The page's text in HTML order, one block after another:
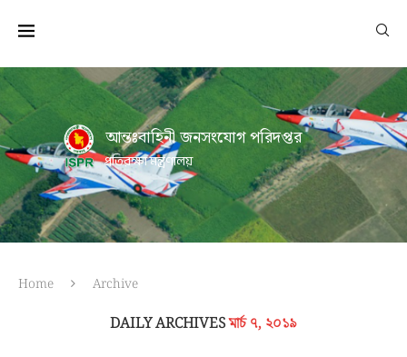
আন্তঃবাহিনী জনসংযোগ পরিদপ্তর
প্রতিরক্ষা মন্ত্রণালয়
Home Archive
DAILY ARCHIVESমার্চ ৭, ২০১৯